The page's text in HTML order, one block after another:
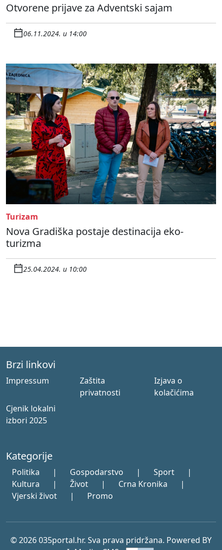
Otvorene prijave za Adventski sajam
06.11.2024. u 14:00
Turizam
Nova Gradiška postaje destinacija eko-
turizma
25.04.2024. u 10:00
Brzi linkovi
Impressum
Zaštita
privatnosti
Izjava o
kolačićima
Cjenik lokalni
izbori 2025
Kategorije
Politika | Gospodarstvo | Sport
|
Kultura
| Život | Crna Kronika
|
Vjerski život
| Promo
© 2026 035portal.hr. Sva prava pridržana. Powered BY